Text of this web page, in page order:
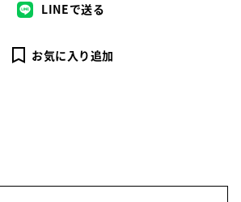
LINEで送る
お気に入り追加